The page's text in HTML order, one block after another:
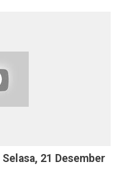
21 Desember